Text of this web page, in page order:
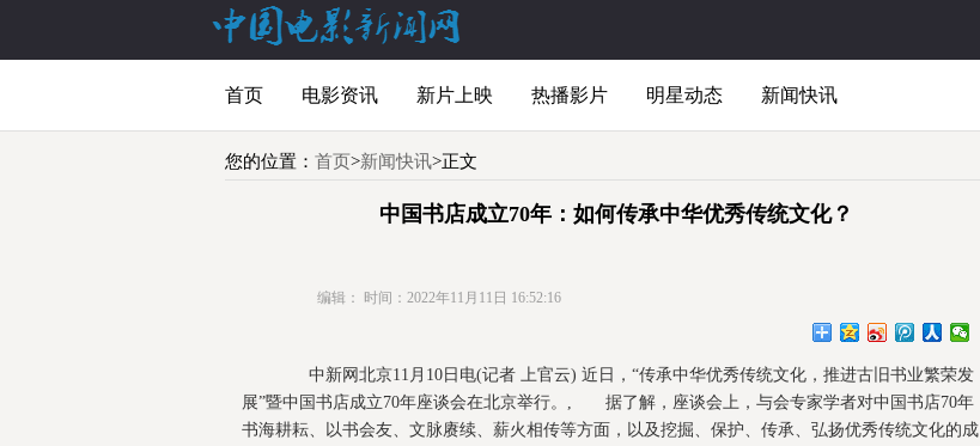
首页 电影资讯 新片上映 热播影片 明星动态 新闻快讯
您的位置： 首页>新闻快讯>正文
中国书店成立70年：如何传承中华优秀传统文化？
编辑： 时间：2022年11月11日 16:52:16
中新网北京11月10日电(记者 上官云) 近日，“传承中华优秀传统文化，推进古旧书业繁荣发
展”暨中国书店成立70年座谈会在北京举行。, 据了解，座谈会上，与会专家学者对中国书店70年
书海耕耘、以书会友、文脉赓续、薪火相传等方面，以及挖掘、保护、传承、弘扬优秀传统文化的成